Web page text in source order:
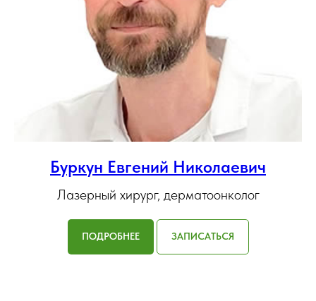
Буркун Евгений Николаевич
Лазерный хирург, дерматоонколог
ПОДРОБНЕЕ ЗАПИСАТЬСЯ